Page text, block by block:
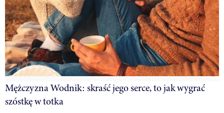
Mężczyzna Wodnik: skraść jego serce, to jak wygrać
szóstkę w totka